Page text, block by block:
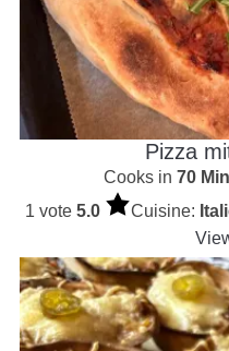
Pizza
Cooks in 70
1 vote 5.0 Cuisine: